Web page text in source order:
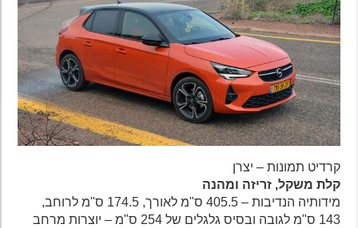
קרדיט תמונות – יצרן
קלת משקל, זריזה ומהנה
מידותיה הנדיבות – 405.5 ס"מ לאורך, 174.5 ס"מ לרוחב,
143 ס"מ לגובה ובסיס גלגלים של 254 ס"מ – יוצרות מרחב